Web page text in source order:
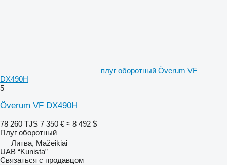
плуг оборотный Överum VF
DX490H
5
Överum VF DX490H
78 260 TJS 7 350 € ≈ 8 492 $
Плуг оборотный
Литва, Mažeikiai
UAB “Kunista”
Связаться с продавцом